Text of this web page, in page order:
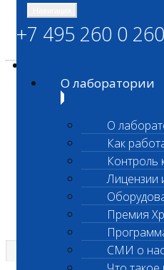
Независимая
+7 495 260 0 260
О лаборатории
О
Как
Контроль
Лицензии
Премия
СМИ о